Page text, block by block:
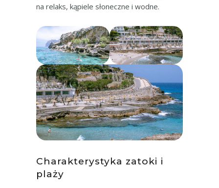
na relaks, kąpiele słoneczne i wodne.
Charakterystyka zatoki i
plaży